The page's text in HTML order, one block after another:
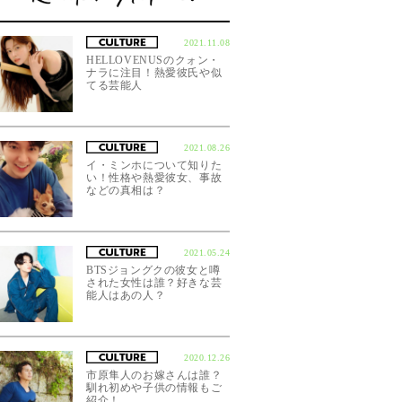
2021.11.08
HELLOVENUSのクォン・
ナラに注目！熱愛彼氏や似
てる芸能人
2021.08.26
イ・ミンホについて知りた
い！性格や熱愛彼女、事故
などの真相は？
2021.05.24
BTSジョングクの彼女と噂
された女性は誰？好きな芸
能人はあの人？
2020.12.26
市原隼人のお嫁さんは誰？
馴れ初めや子供の情報もご